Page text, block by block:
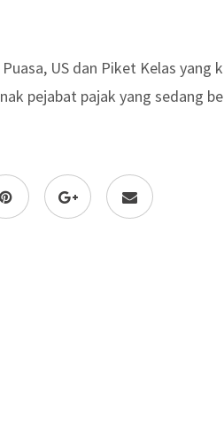
US dan Piket Kelas
pejabat pajak yang sedang